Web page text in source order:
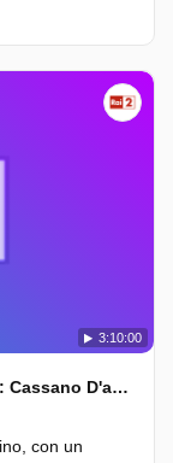
3:10:00
Ciclismo: Giro D'italia 2026 - 17A Tappa: Cassano D'adda - Andalo (Fasi Finali)
con un